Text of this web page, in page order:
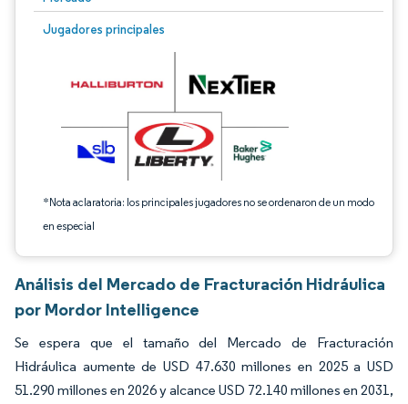
Jugadores principales
*Nota aclaratoria: los principales jugadores no se ordenaron de un modo
en especial
Imagen © Mordor Intelligence. El uso requiere atribución según CC BY 4.0.
Análisis del Mercado de Fracturación Hidráulica
por Mordor Intelligence
Se espera que el tamaño del Mercado de Fracturación
Hidráulica aumente de USD 47.630 millones en 2025 a USD
51.290 millones en 2026 y alcance USD 72.140 millones en 2031,